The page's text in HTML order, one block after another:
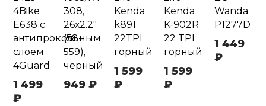
4Bike
E638 с
антипрокольным
слоем
4Guard
1 499
₽
308,
26х2.2"
(58-
559),
черный
949 ₽
Kenda
k891
22TPI
горный
1 599
₽
Kenda
K-902R
22 TPI
горный
1 599
₽
Wanda
P1277D
1 449
₽